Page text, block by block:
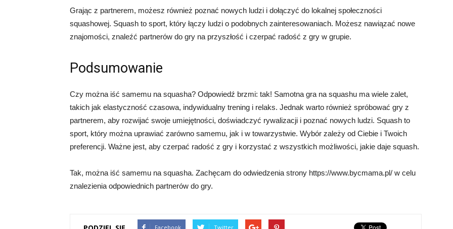
Grając z partnerem, możesz również poznać nowych ludzi i dołączyć do lokalnej społeczności
squashowej. Squash to sport, który łączy ludzi o podobnych zainteresowaniach. Możesz nawiązać nowe
znajomości, znaleźć partnerów do gry na przyszłość i czerpać radość z gry w grupie.
Podsumowanie
Czy można iść samemu na squasha? Odpowiedź brzmi: tak! Samotna gra na squashu ma wiele zalet,
takich jak elastyczność czasowa, indywidualny trening i relaks. Jednak warto również spróbować gry z
partnerem, aby rozwijać swoje umiejętności, doświadczyć rywalizacji i poznać nowych ludzi. Squash to
sport, który można uprawiać zarówno samemu, jak i w towarzystwie. Wybór zależy od Ciebie i Twoich
preferencji. Ważne jest, aby czerpać radość z gry i korzystać z wszystkich możliwości, jakie daje squash.
Tak, można iść samemu na squasha. Zachęcam do odwiedzenia strony https://www.bycmama.pl/ w celu
znalezienia odpowiednich partnerów do gry.
Facebook Twitter